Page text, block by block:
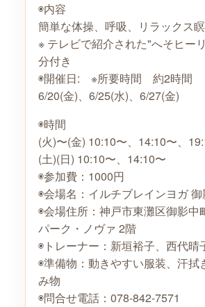
◉内容
簡単な体操、呼吸、リラックス
※ テレビで紹介された"へそヒー
分付き
◉開催日: ※所要時間 約2時間
6/20(金)、6/25(水)、6/27(金)
◉時間
(火)〜(金) 10:10〜、14:10〜、
(土)(日) 10:10〜、14:10〜
◉参加費：1000円
◉会場名：イルチブレインヨガ
◉会場住所：神戸市東灘区御影中
パーク・ノヴァ 2階
◉トレーナー：新垣裕子、西代晴
◉準備物：動きやすい服装、汗拭
み物
◉問合せ電話：078-842-7571